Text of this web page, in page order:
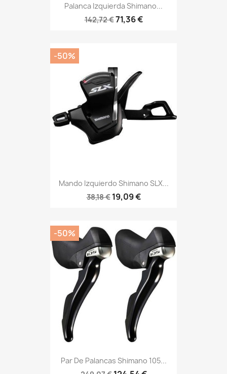
Palanca Izquierda Shimano...
142,72 €71,36 €
Mando Izquierdo Shimano SLX...
38,18 € 19,09 €
-50%
Par De Palancas Shimano 105...
-50%